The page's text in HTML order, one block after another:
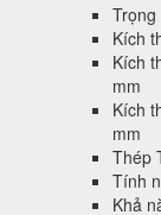
Kích
Kích
mm
Kích
mm
Thép
Tính
Khả